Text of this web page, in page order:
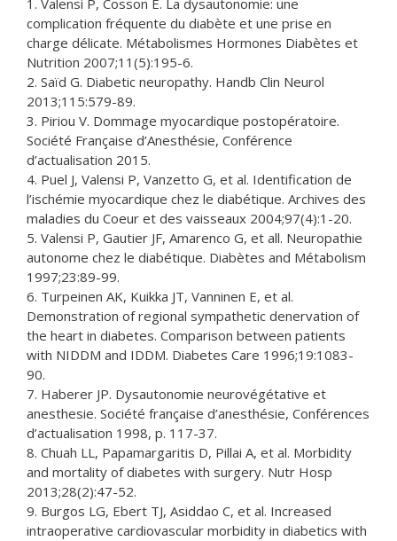
1. Valensi P, Cosson E. La dysautonomie: une
complication fréquente du diabète et une prise en
charge délicate. Métabolismes Hormones Diabètes et
Nutrition 2007;11(5):195-6.
2. Saïd G. Diabetic neuropathy. Handb Clin Neurol
2013;115:579-89.
3. Piriou V. Dommage myocardique postopératoire.
Société Française d’Anesthésie, Conférence
d’actualisation 2015.
4. Puel J, Valensi P, Vanzetto G, et al. Identification de
l’ischémie myocardique chez le diabétique. Archives des
maladies du Coeur et des vaisseaux 2004;97(4):1-20.
5. Valensi P, Gautier JF, Amarenco G, et all. Neuropathie
autonome chez le diabétique. Diabètes and Métabolism
1997;23:89-99.
6. Turpeinen AK, Kuikka JT, Vanninen E, et al.
Demonstration of regional sympathetic denervation of
the heart in diabetes. Comparison between patients
with NIDDM and IDDM. Diabetes Care 1996;19:1083-
90.
7. Haberer JP. Dysautonomie neurovégétative et
anesthesie. Société française d’anesthésie, Conférences
d’actualisation 1998, p. 117-37.
8. Chuah LL, Papamargaritis D, Pillai A, et al. Morbidity
and mortality of diabetes with surgery. Nutr Hosp
2013;28(2):47-52.
9. Burgos LG, Ebert TJ, Asiddao C, et al. Increased
intraoperative cardiovascular morbidity in diabetics with